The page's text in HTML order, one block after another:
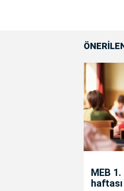
MEB